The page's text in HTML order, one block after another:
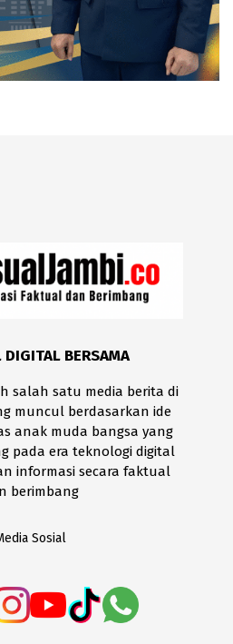
DIGITAL BERSAMA
salah satu media berita di
muncul berdasarkan ide
anak muda bangsa yang
pada era teknologi digital
informasi secara faktual
berimbang
Sosial